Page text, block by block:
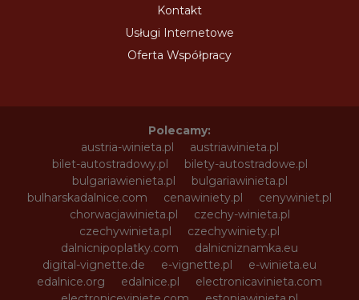
Kontakt
Usługi Internetowe
Oferta Współpracy
Polecamy:
austria-winieta.pl
austriawinieta.pl
bilet-autostradowy.pl
bilety-autostradowe.pl
bulgariawienieta.pl
bulgariawinieta.pl
bulharskadalnice.com
cenawiniety.pl
cenywiniet.pl
chorwacjawinieta.pl
czechy-winieta.pl
czechywinieta.pl
czechywiniety.pl
dalnicnipoplatky.com
dalnicniznamka.eu
digital-vignette.de
e-vignette.pl
e-winieta.eu
edalnice.org
edalnice.pl
electronicavinieta.com